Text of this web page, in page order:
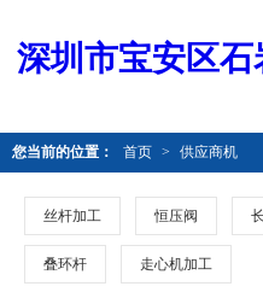
深圳市宝安区
您当前的位置： 首页 > 供应商机
丝杆加工 恒压阀
叠环杆 走心机加工